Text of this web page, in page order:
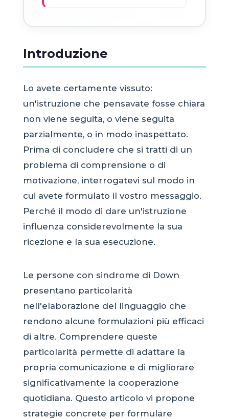
Introduzione
Lo avete certamente vissuto:
un'istruzione che pensavate fosse chiara
non viene seguita, o viene seguita
parzialmente, o in modo inaspettato.
Prima di concludere che si tratti di un
problema di comprensione o di
motivazione, interrogatevi sul modo in
cui avete formulato il vostro messaggio.
Perché il modo di dare un'istruzione
influenza considerevolmente la sua
ricezione e la sua esecuzione.
Le persone con sindrome di Down
presentano particolarità
nell'elaborazione del linguaggio che
rendono alcune formulazioni più efficaci
di altre. Comprendere queste
particolarità permette di adattare la
propria comunicazione e di migliorare
significativamente la cooperazione
quotidiana. Questo articolo vi propone
strategie concrete per formulare